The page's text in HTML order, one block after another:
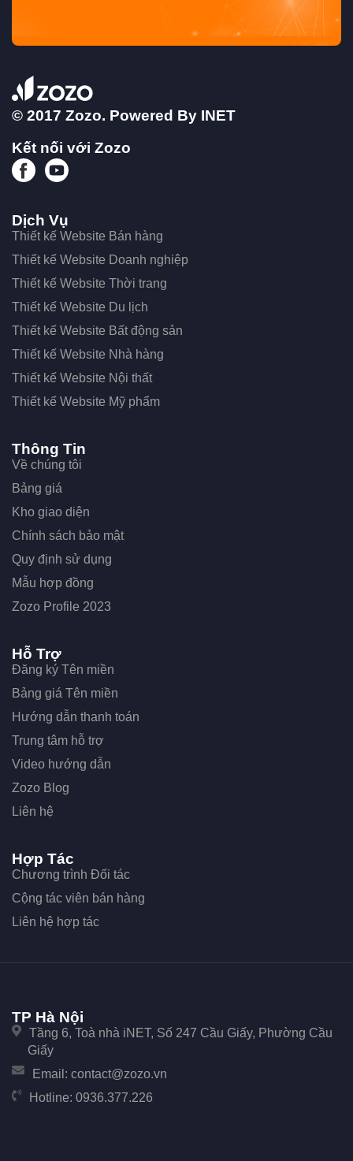
© 2017 Zozo. Powered By INET
Kết nối với Zozo
Dịch Vụ
Thiết kế Website Bán hàng
Thiết kế Website Doanh nghiệp
Thiết kế Website Thời trang
Thiết kế Website Du lịch
Thiết kế Website Bất động sản
Thiết kế Website Nhà hàng
Thiết kế Website Nội thất
Thiết kế Website Mỹ phẩm
Thông Tin
Về chúng tôi
Bảng giá
Kho giao diện
Chính sách bảo mật
Quy định sử dụng
Mẫu hợp đồng
Zozo Profile 2023
Hỗ Trợ
Đăng ký Tên miền
Bảng giá Tên miền
Hướng dẫn thanh toán
Trung tâm hỗ trợ
Video hướng dẫn
Zozo Blog
Liên hệ
Hợp Tác
Chương trình Đối tác
Cộng tác viên bán hàng
Liên hệ hợp tác
TP Hà Nội
Tầng 6, Toà nhà iNET, Số 247 Cầu Giấy, Phường Cầu
Giấy
Email: contact@zozo.vn
Hotline: 0936.377.226